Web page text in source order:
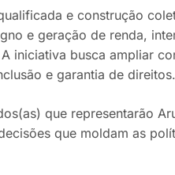
e construção
e geração de renda,
iniciativa busca ampliar
e garantia de direitos.
que representarão
que moldam as